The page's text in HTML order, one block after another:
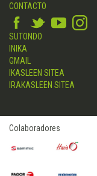
CONTACTO
SUTONDO
INIKA
GMAIL
IKASLEEN SITEA
IRAKASLEEN SITEA
Colaboradores